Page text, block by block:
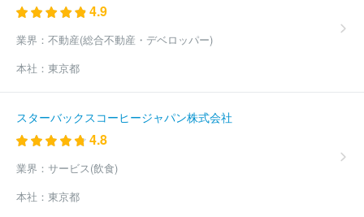
4.9
業界： 不動産(総合不動産・デベロッパー)
本社： 東京都
スターバックスコーヒージャパン株式会社
4.8
業界： サービス(飲食)
本社： 東京都